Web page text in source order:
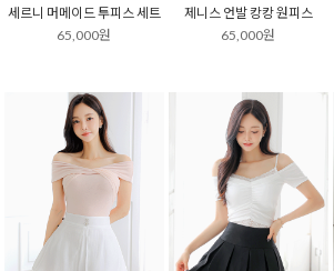
세르니 머메이드 투피스 세트
65,000원
제니스 언발 캉캉 원피스
65,000원